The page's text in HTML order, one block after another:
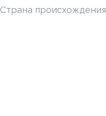
Страна происхождения